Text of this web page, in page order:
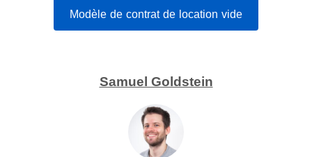
Modèle de contrat de location vide
Samuel Goldstein